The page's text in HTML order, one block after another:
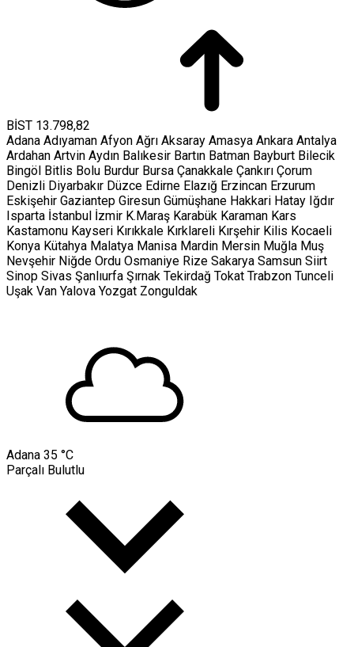
BİST 13.798,82
Adana Adıyaman Afyon Ağrı Aksaray Amasya Ankara Antalya
Ardahan Artvin Aydın Balıkesir Bartın Batman Bayburt Bilecik
Bingöl Bitlis Bolu Burdur Bursa Çanakkale Çankırı Çorum
Denizli Diyarbakır Düzce Edirne Elazığ Erzincan Erzurum
Eskişehir Gaziantep Giresun Gümüşhane Hakkari Hatay Iğdır
Isparta İstanbul İzmir K.Maraş Karabük Karaman Kars
Kastamonu Kayseri Kırıkkale Kırklareli Kırşehir Kilis Kocaeli
Konya Kütahya Malatya Manisa Mardin Mersin Muğla Muş
Nevşehir Niğde Ordu Osmaniye Rize Sakarya Samsun Siirt
Sinop Sivas Şanlıurfa Şırnak Tekirdağ Tokat Trabzon Tunceli
Uşak Van Yalova Yozgat Zonguldak
Adana 35 °C
Parçalı Bulutlu